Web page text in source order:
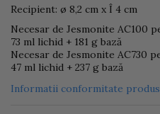
Recipient: ø 8,2 cm x Î 4 cm
Necesar de Jesmonite AC100
73 ml lichid + 181 g bază
Necesar de Jesmonite AC730
47 ml lichid + 237 g bază
Informatii conformitate produs